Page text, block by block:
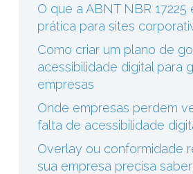
O que a ABNT NBR 17225
prática para sites
Como criar um plano de
acessibilidade digital para
empresas
Onde empresas perdem
falta de acessibilidade
Overlay ou conformidade
sua empresa precisa